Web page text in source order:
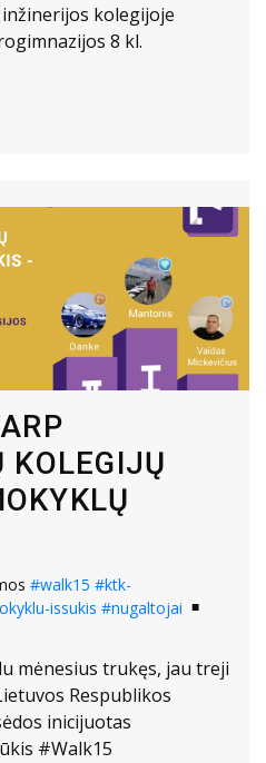
kolegijoje
8 kl.
KOLEGIJŲ
#walk15 #ktk-
issukis #nugaltojai
mėnesius trukęs, jau treji
Respublikos
inicijuotas
#Walk15